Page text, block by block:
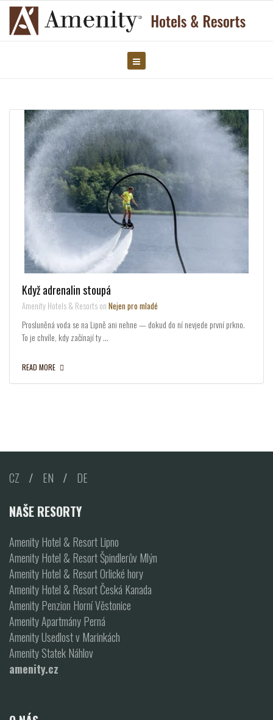
Když adrenalin stoupá
Amenity Hotels & Resorts on Nejen pro mladé
Prosluněná voda se na Lipně ani nehne — dokud do ní nevjede první prkno.
To je chvíle, kdy začínají ty …
READ MORE
CZ / EN / DE
NAŠE RESORTY
Amenity Hotel & Resort Lipno
Amenity Hotel & Resort Špindlerův Mlýn
Amenity Hotel & Resort Orlické hory
Amenity Hotel & Resort Česká Kanada
Amenity Penzion Horní Věstonice
Amenity Apartmány Perná
Amenity Usedlost v Marinkách
Amenity Statek Náhlov
amenity.cz